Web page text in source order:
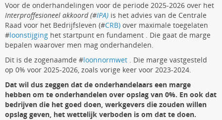
Voor de onderhandelingen voor de periode 2025-2026 over het
Interproffesioneel akkoord (#IPA) is het advies van de Centrale
Raad voor het Bedrijfsleven (#CRB) over maximale toegelaten
#loonstijging het startpunt en fundament . Die gaat de marge
bepalen waarover men mag onderhandelen.
Dit is de zogenaamde #loonnormwet . Die marge vastgesteld
op 0% voor 2025-2026, zoals vorige keer voor 2023-2024.
Dat wil dus zeggen dat de onderhandelaars een marge
hebben om te onderhandelen over opslag van 0%. En ook dat
bedrijven die het goed doen, werkgevers die zouden willen
opslag geven, het wettelijk verboden is om dat te doen.